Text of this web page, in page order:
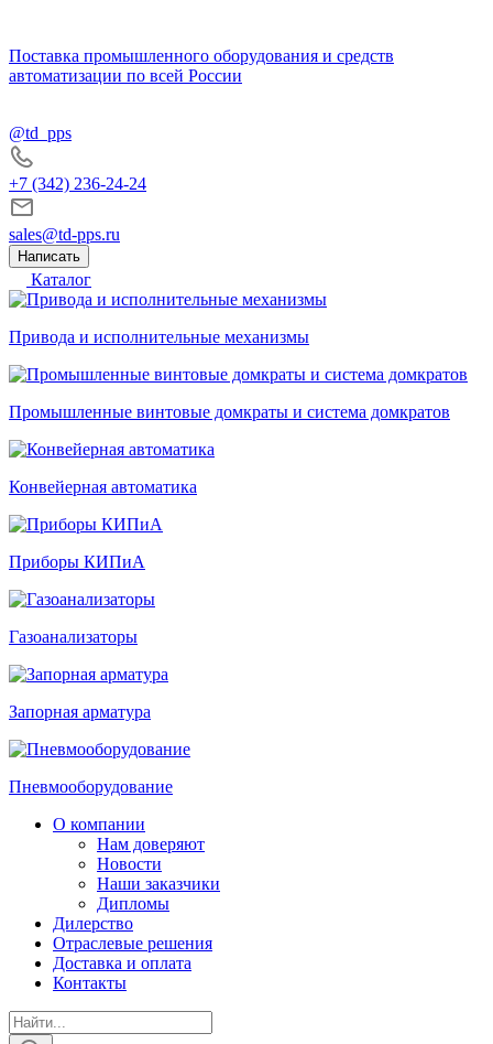
Поставка промышленного оборудования и средств
автоматизации по всей России
@td_pps
+7 (342) 236-24-24
sales@td-pps.ru
Написать
Каталог
Привода и исполнительные механизмы
Промышленные винтовые домкраты и система домкратов
Конвейерная автоматика
Приборы КИПиА
Газоанализаторы
Запорная арматура
Пневмооборудование
О компании
Нам доверяют
Новости
Наши заказчики
Дипломы
Дилерство
Отраслевые решения
Доставка и оплата
Контакты
Поиск
товаров